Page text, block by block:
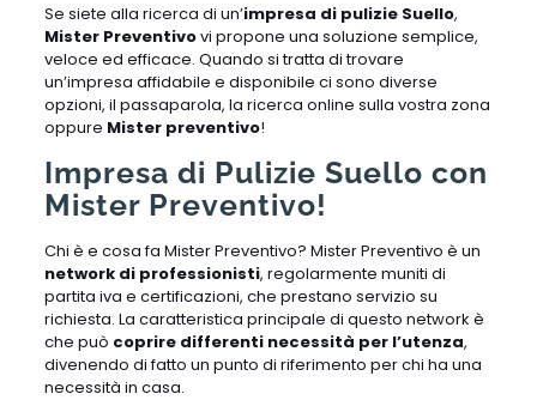
Se siete alla ricerca di un’impresa di pulizie Suello,
Mister Preventivovi propone una soluzione semplice,
veloce ed efficace. Quando si tratta di trovare
un’impresa affidabile e disponibile ci sono diverse
opzioni, il passaparola, la ricerca online sulla vostra zona
oppure Mister preventivo!
Impresa di Pulizie Suello con
Mister Preventivo!
Chi è e cosa fa Mister Preventivo? Mister Preventivo è un
network di professionisti, regolarmente muniti di
partita iva e certificazioni, che prestano servizio su
richiesta. La caratteristica principale di questo network è
che può coprire differenti necessità per l’utenza,
divenendo di fatto un punto di riferimento per chi ha una
necessità in casa.